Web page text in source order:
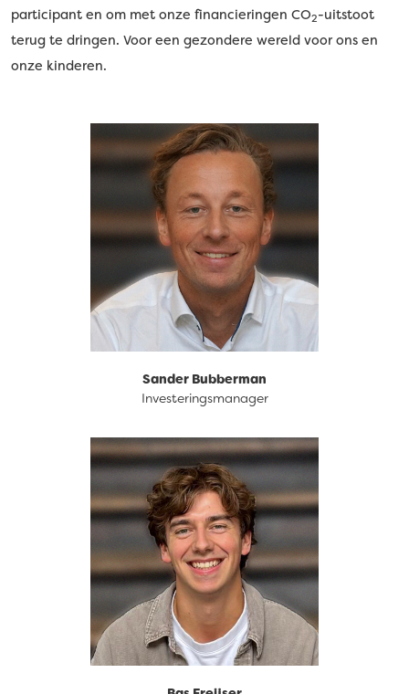
participant en om met onze financieringen CO2-uitstoot
terug te dringen. Voor een gezondere wereld voor ons en
onze kinderen.
088 633 94 63
Sander Bubberman
Investeringsmanager
088 633 94 63